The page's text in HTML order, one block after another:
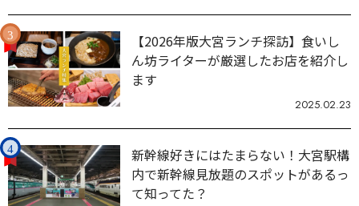
【2026年版大宮ランチ探訪】食いし
ん坊ライターが厳選したお店を紹介し
ます
2025.02.23
新幹線好きにはたまらない！大宮駅構
内で新幹線見放題のスポットがあるっ
て知ってた？